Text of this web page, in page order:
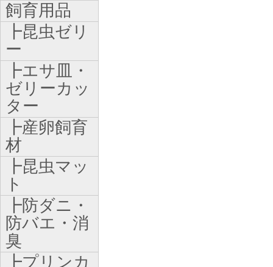
飼育用品
┣昆虫ゼリ
ー
┣エサ皿・
ゼリーカッ
ター
┣産卵飼育
材
┣昆虫マッ
ト
┣防ダニ・
防バエ・消
臭
┣プリンカ